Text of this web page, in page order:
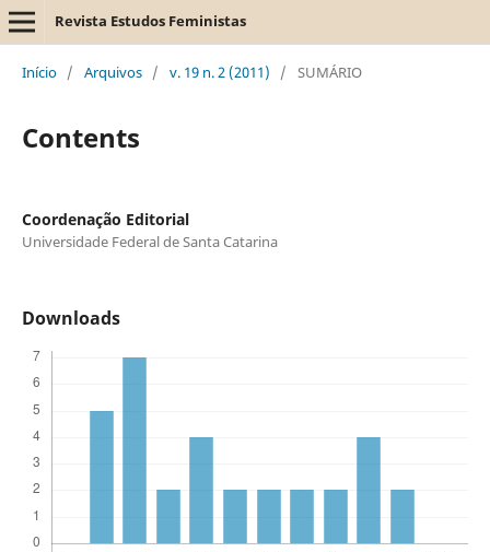
Revista Estudos Feministas
Início / Arquivos / v. 19 n. 2 (2011) / SUMÁRIO
Contents
Coordenação Editorial
Universidade Federal de Santa Catarina
Downloads